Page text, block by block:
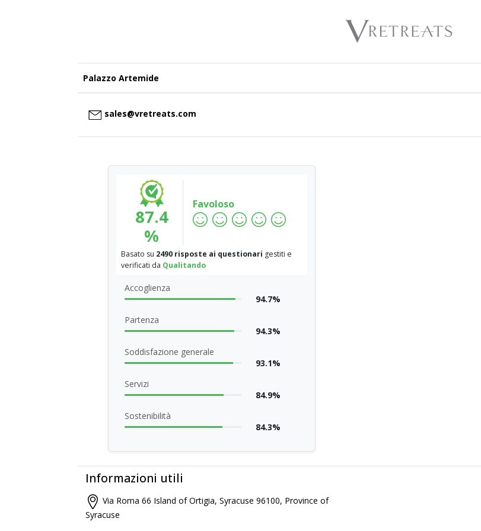
Palazzo Artemide
sales@vretreats.com
87.4
%
Favoloso
Basato su 2490 risposte ai questionari gestiti e
verificati da Qualitando
Accoglienza
94.7%
Partenza
94.3%
Soddisfazione generale
93.1%
Servizi
84.9%
Sostenibilità
84.3%
Informazioni utili
Via Roma 66 Island of Ortigia, Syracuse 96100, Province of
Syracuse